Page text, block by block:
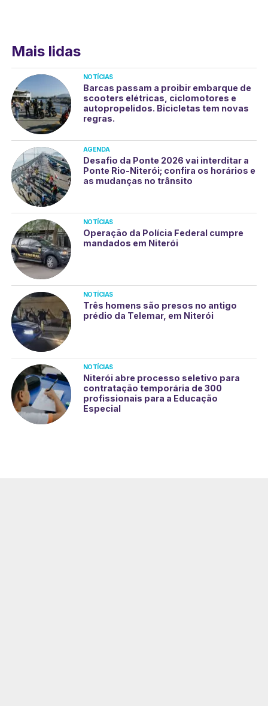
Mais lidas
NOTÍCIAS
Barcas passam a proibir embarque de
scooters elétricas, ciclomotores e
autopropelidos. Bicicletas tem novas
regras.
AGENDA
Desafio da Ponte 2026 vai interditar a
Ponte Rio-Niterói; confira os horários e
as mudanças no trânsito
NOTÍCIAS
Operação da Polícia Federal cumpre
mandados em Niterói
NOTÍCIAS
Três homens são presos no antigo
prédio da Telemar, em Niterói
NOTÍCIAS
Niterói abre processo seletivo para
contratação temporária de 300
profissionais para a Educação
Especial